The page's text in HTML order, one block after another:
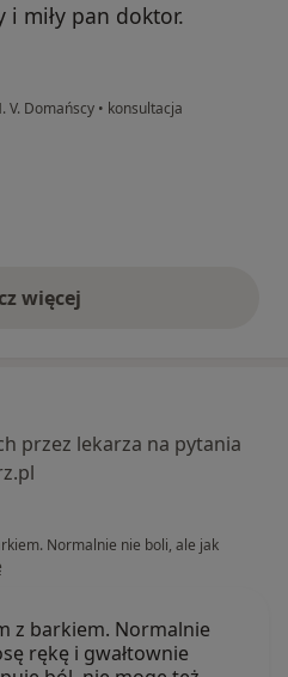
miły pan doktor.
V. Domańscy • konsultacja
więcej
opinie powyżej
przez lekarza na pytania
Normalnie nie boli, ale jak
z barkiem. Normalnie
rękę i gwałtownie